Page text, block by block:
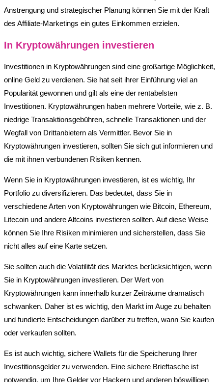
Anstrengung und strategischer Planung können Sie mit der Kraft
des Affiliate-Marketings ein gutes Einkommen erzielen.
In Kryptowährungen investieren
Investitionen in Kryptowährungen sind eine großartige Möglichkeit,
online Geld zu verdienen. Sie hat seit ihrer Einführung viel an
Popularität gewonnen und gilt als eine der rentabelsten
Investitionen. Kryptowährungen haben mehrere Vorteile, wie z. B.
niedrige Transaktionsgebühren, schnelle Transaktionen und der
Wegfall von Drittanbietern als Vermittler. Bevor Sie in
Kryptowährungen investieren, sollten Sie sich gut informieren und
die mit ihnen verbundenen Risiken kennen.
Wenn Sie in Kryptowährungen investieren, ist es wichtig, Ihr
Portfolio zu diversifizieren. Das bedeutet, dass Sie in
verschiedene Arten von Kryptowährungen wie Bitcoin, Ethereum,
Litecoin und andere Altcoins investieren sollten. Auf diese Weise
können Sie Ihre Risiken minimieren und sicherstellen, dass Sie
nicht alles auf eine Karte setzen.
Sie sollten auch die Volatilität des Marktes berücksichtigen, wenn
Sie in Kryptowährungen investieren. Der Wert von
Kryptowährungen kann innerhalb kurzer Zeiträume dramatisch
schwanken. Daher ist es wichtig, den Markt im Auge zu behalten
und fundierte Entscheidungen darüber zu treffen, wann Sie kaufen
oder verkaufen sollten.
Es ist auch wichtig, sichere Wallets für die Speicherung Ihrer
Investitionsgelder zu verwenden. Eine sichere Brieftasche ist
notwendig, um Ihre Gelder vor Hackern und anderen böswilligen